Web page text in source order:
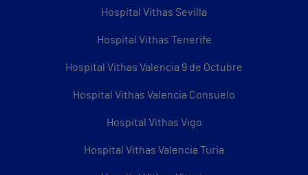
Hospital Vithas Sevilla
Hospital Vithas Tenerife
Hospital Vithas Valencia 9 de Octubre
Hospital Vithas Valencia Consuelo
Hospital Vithas Vigo
Hospital Vithas Valencia Turia